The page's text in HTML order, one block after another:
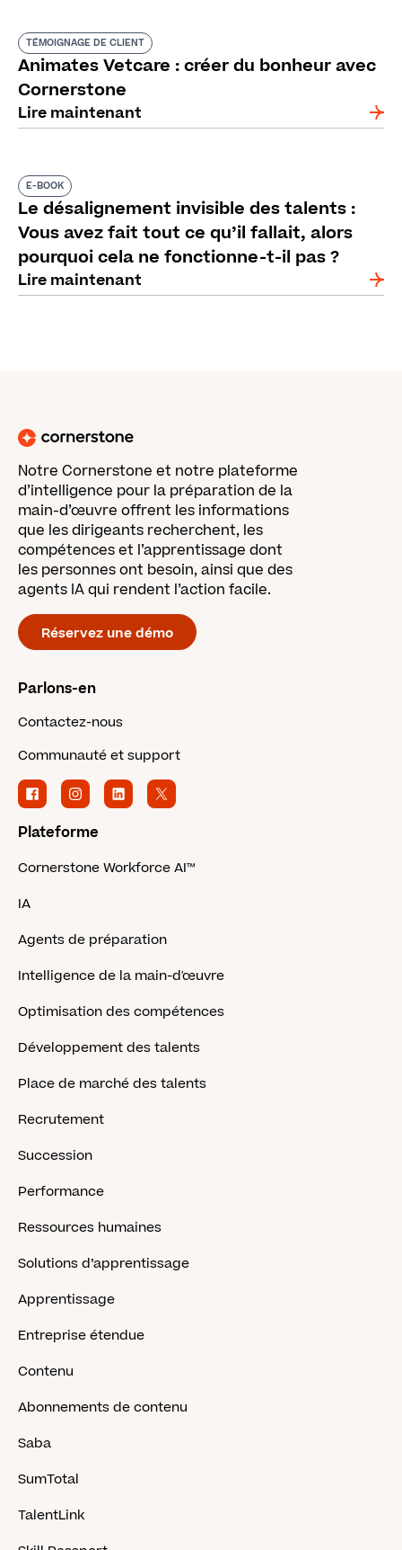
TÉMOIGNAGE DE CLIENT
Animates Vetcare : créer du bonheur avec
Cornerstone
Lire maintenant
E-BOOK
Le désalignement invisible des talents :
Vous avez fait tout ce qu’il fallait, alors
pourquoi cela ne fonctionne-t-il pas ?
Lire maintenant
Notre Cornerstone et notre plateforme
d’intelligence pour la préparation de la
main-d’œuvre offrent les informations
que les dirigeants recherchent, les
compétences et l’apprentissage dont
les personnes ont besoin, ainsi que des
agents IA qui rendent l’action facile.
Réservez une démo
Parlons-en
Contactez-nous
Communauté et support
Plateforme
Cornerstone Workforce AI™
IA
Agents de préparation
Intelligence de la main-d'œuvre
Optimisation des compétences
Développement des talents
Place de marché des talents
Recrutement
Succession
Performance
Ressources humaines
Solutions d’apprentissage
Apprentissage
Entreprise étendue
Contenu
Abonnements de contenu
Saba
SumTotal
TalentLink